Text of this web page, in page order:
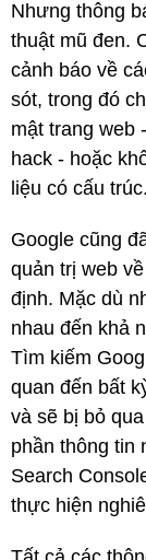
Nhưng thông
thuật mũ đen.
cảnh báo về
sót, trong đó
mật trang web
hack - hoặc
liệu có cấu trúc.
Google cũng
quản trị web
định. Mặc dù
nhau đến khả
Tìm kiếm
quan đến bất
và sẽ bị bỏ
phần thông tin
Search
thực hiện